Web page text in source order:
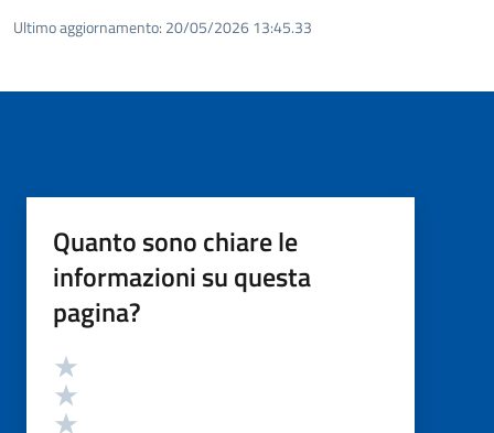
Ultimo aggiornamento: 20/05/2026 13:45.33
Quanto sono chiare le
informazioni su questa
pagina?
Valutazione